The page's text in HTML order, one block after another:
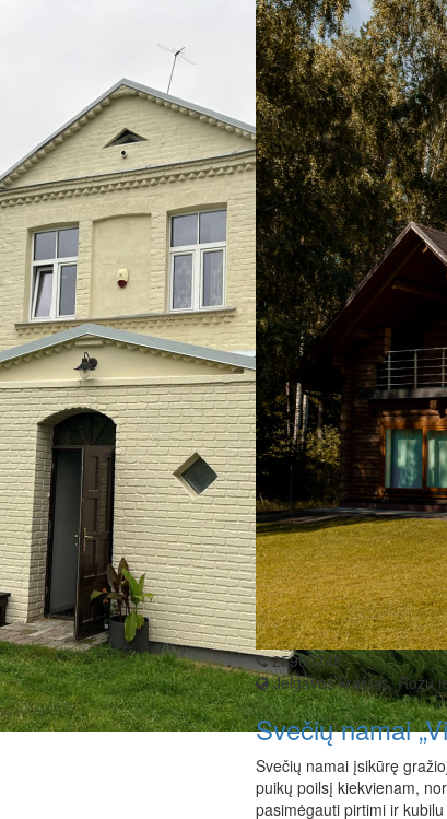
25900748
Jelgavos kraštas, Rožu
Svečių namai
Svečių namai įsikūrę
puikų poilsį kiekvienam,
pasimėgauti pirtimi ir